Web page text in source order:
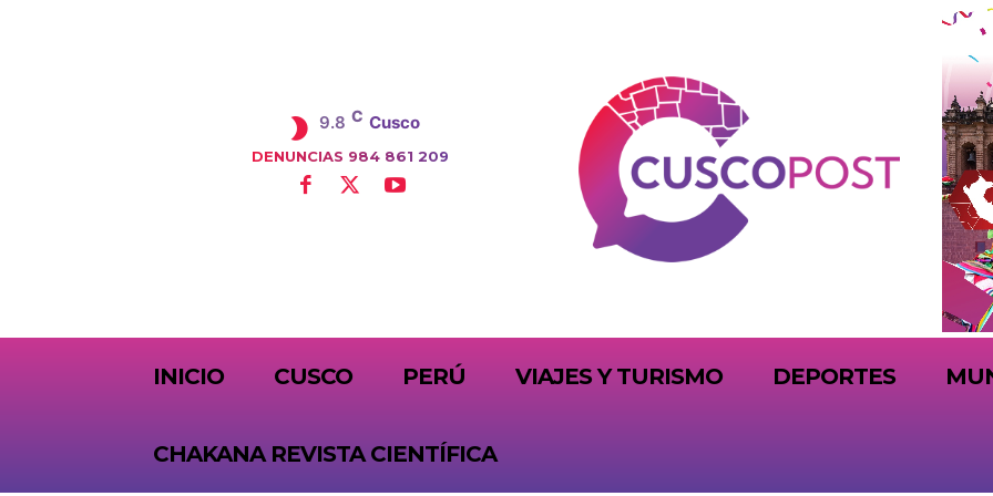
9.8 C Cusco
DENUNCIAS 984 861 209
INICIO CUSCO PERÚ VIAJES Y TURISMO DEPORTES
CHAKANA REVISTA CIENTÍFICA